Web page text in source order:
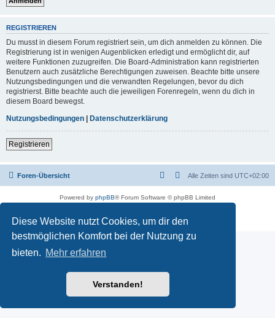
Diese Website nutzt Cookies, um dir den
bestmöglichen Komfort bei der Nutzung zu
bieten. Mehr erfahren
Verstanden!
REGISTRIEREN
Du musst in diesem Forum registriert sein, um dich anmelden zu können. Die
Registrierung ist in wenigen Augenblicken erledigt und ermöglicht dir, auf
weitere Funktionen zuzugreifen. Die Board-Administration kann registrierten
Benutzern auch zusätzliche Berechtigungen zuweisen. Beachte bitte unsere
Nutzungsbedingungen und die verwandten Regelungen, bevor du dich
registrierst. Bitte beachte auch die jeweiligen Forenregeln, wenn du dich in
diesem Board bewegst.
Nutzungsbedingungen | Datenschutzerklärung
Registrieren
Foren-Übersicht Alle Zeiten sind UTC+02:00
Powered by phpBB® Forum Software © phpBB Limited
Datenschutz|Nutzungsbedingungen